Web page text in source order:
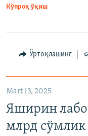
Кўпроқ ўқиш
Ўртоқлашинг
Mart 13, 2025
Яширин
млрд сўмлик